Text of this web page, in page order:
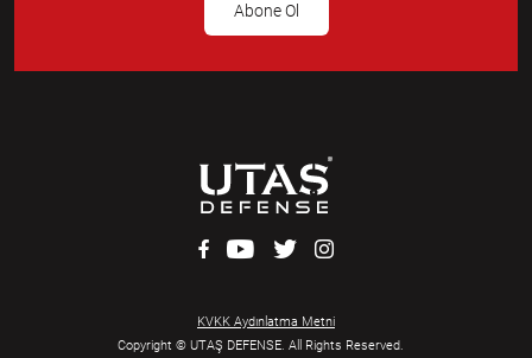
Abone Ol
Copyright © UTAŞ DEFENSE. All Rights Reserved.
KVKK Aydınlatma Metni